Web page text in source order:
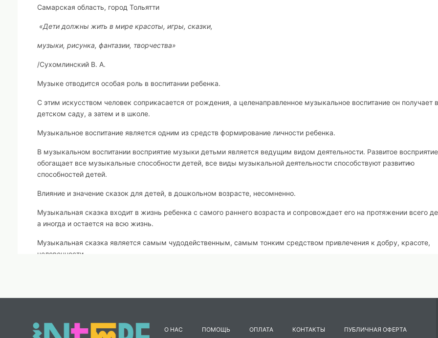
Самарская область, город Тольятти
«Дети должны жить в мире красоты, игры, сказки,
музыки, рисунка, фантазии, творчества»
/Сухомлинский В. А.
Музыке отводится особая роль в воспитании ребенка.
С этим искусством человек соприкасается от рождения, а целенаправленное музыкальное воспитание он получает в
детском саду, а затем и в школе.
Музыкальное воспитание является одним из средств формирование личности ребенка.
В музыкальном воспитании восприятие музыки детьми является ведущим видом деятельности. Развитое восприятие
обогащает все музыкальные способности детей, все виды музыкальной деятельности способствуют развитию
способностей детей.
Влияние и значение сказок для детей, в дошкольном возрасте, несомненно.
Музыкальная сказка входит в жизнь ребенка с самого раннего возраста и сопровождает его на протяжении всего
а иногда и остается на всю жизнь.
Музыкальная сказка является самым чудодейственным, самым тонким средством привлечения к добру, красоте,
человечности.
Сказка, являясь важным средством умственного развития ребенка, развивает его фантазию, помогает понять
Когда музыка служит фоном, на котором развивается игровое действие, она усиливает эмоции и делает более
О НАС ПОМОЩЬ ОПЛАТА КОНТАКТЫ ПУБЛИЧНАЯ ОФЕРТА